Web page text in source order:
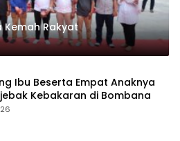
Rakyat
Ibu Beserta Empat Anaknya
Kebakaran di Bombana